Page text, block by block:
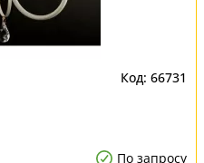
66731
По запросу